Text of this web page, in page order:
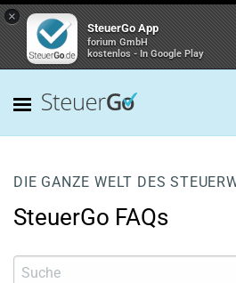
×
SteuerGo App
forium GmbH
kostenlos - In Google Play
DIE GANZE WELT DES
SteuerGo FAQs